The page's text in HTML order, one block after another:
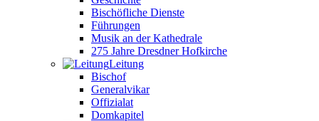
Bischöfliche Dienste
Führungen
Musik an der Kathedrale
275 Jahre Dresdner Hofkirche
Leitung
Bischof
Generalvikar
Offizialat
Domkapitel